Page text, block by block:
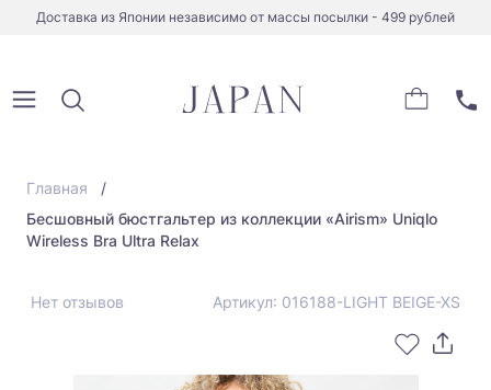
Доставка из Японии независимо от массы посылки - 499 рублей
Главная
Бесшовный бюстгальтер из коллекции «Airism» Uniqlo
Wireless Bra Ultra Relax
Нет отзывов Артикул: 016188-LIGHT BEIGE-XS